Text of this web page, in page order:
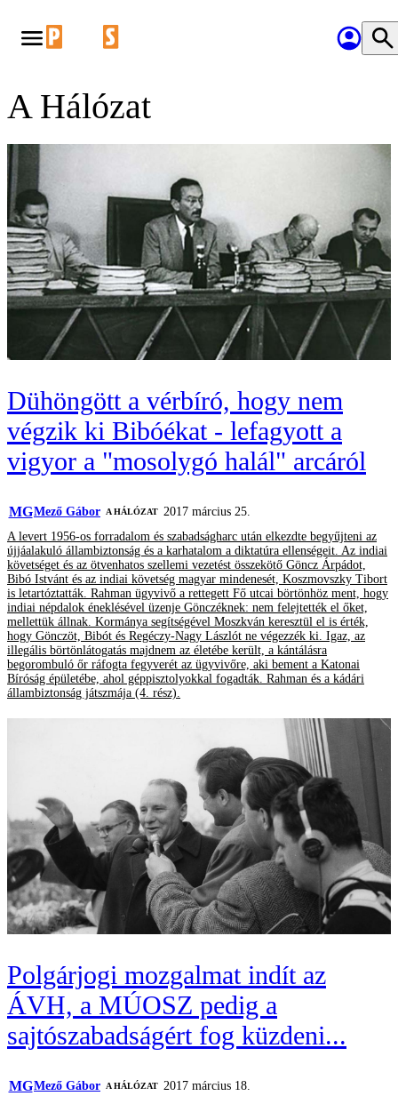
A Hálózat
Dühöngött a vérbíró, hogy nem
végzik ki Bibóékat - lefagyott a
vigyor a "mosolygó halál" arcáról
MGMező Gábor A HÁLÓZAT
2017 március 25.
A levert 1956-os forradalom és szabadságharc után elkezdte begyűjteni az
újjáalakuló állambiztonság és a karhatalom a diktatúra ellenségeit. Az indiai
követséget és az ötvenhatos szellemi vezetést összekötő Göncz Árpádot,
Bibó Istvánt és az indiai követség magyar mindenesét, Koszmovszky Tibort
is letartóztatták. Rahman ügyvivő a rettegett Fő utcai börtönhöz ment, hogy
indiai népdalok éneklésével üzenje Gönczéknek: nem felejtették el őket,
mellettük állnak. Kormánya segítségével Moszkván keresztül el is érték,
hogy Gönczöt, Bibót és Regéczy-Nagy Lászlót ne végezzék ki. Igaz, az
illegális börtönlátogatás majdnem az életébe került, a kántálásra
begorombuló őr ráfogta fegyverét az ügyvivőre, aki bement a Katonai
Bíróság épületébe, ahol géppisztolyokkal fogadták. Rahman és a kádári
állambiztonság játszmája (4. rész).
Polgárjogi mozgalmat indít az
ÁVH, a MÚOSZ pedig a
sajtószabadságért fog küzdeni...
MGMező Gábor A HÁLÓZAT
2017 március 18.